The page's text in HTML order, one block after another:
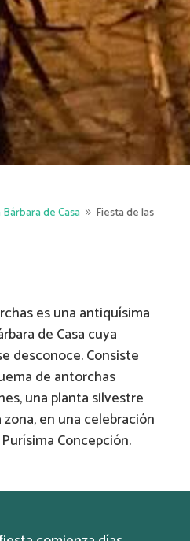
de Casa 9 Fiesta de las
es una antiquísima
de Casa cuya
desconoce. Consiste
de antorchas
una planta silvestre
en una celebración
Concepción.